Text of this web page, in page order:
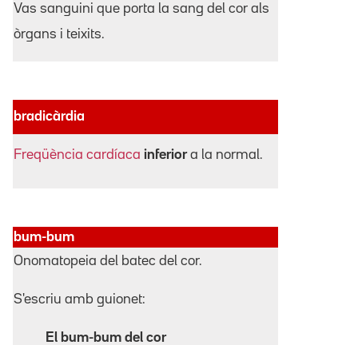
Vas sanguini que porta la sang del cor als
òrgans i teixits.
bradicàrdia
Freqüència cardíaca inferiora la normal.
bum-bum
Onomatopeia del batec del cor.
S'escriu amb guionet:
El bum-bum del cor